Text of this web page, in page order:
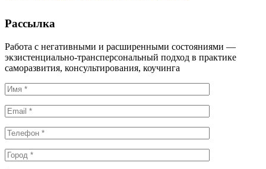
Рассылка
Работа с негативными и расширенными состояниями —
экзистенциально-трансперсональный подход в практике
саморазвития, консультирования, коучинга